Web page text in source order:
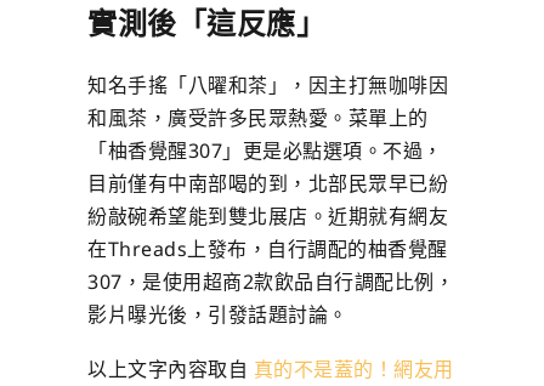
實測後「這反應」
知名手搖「八曜和茶」，因主打無咖啡因
和風茶，廣受許多民眾熱愛。菜單上的
「柚香覺醒307」更是必點選項。不過，
目前僅有中南部喝的到，北部民眾早已紛
紛敲碗希望能到雙北展店。近期就有網友
在Threads上發布，自行調配的柚香覺醒
307，是使用超商2款飲品自行調配比例，
影片曝光後，引發話題討論。
以上文字內容取自 真的不是蓋的！網友用